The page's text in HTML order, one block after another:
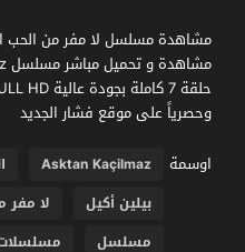
وحصرياً على موقع فشار الجديد
اوسمة
Asktan Kaçilmaz
بيلين أكيل
لا مفر
مسلسل
مسلسلات